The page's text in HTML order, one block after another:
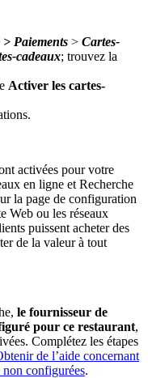
Paiements > Cartes-
cadeaux; trouvez la
Activer les cartes-
activées pour votre
en ligne et Recherche
la page de configuration
Web ou les réseaux
puissent acheter des
de la valeur à tout
le fournisseur de
pour ce restaurant,
Complétez les étapes
de l’aide concernant
non configurées.